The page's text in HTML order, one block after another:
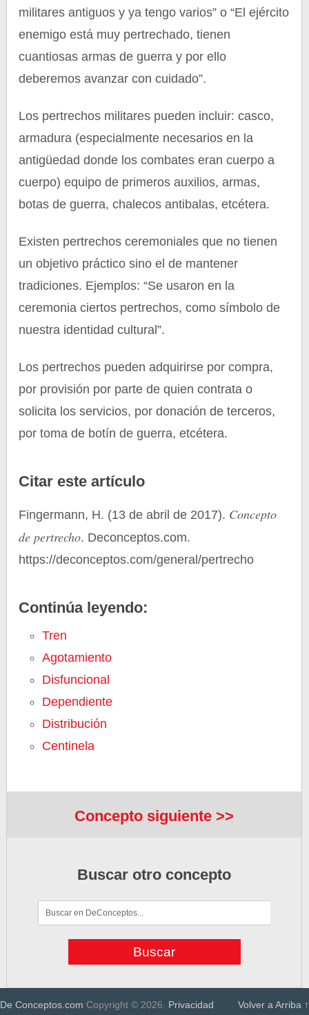
militares antiguos y ya tengo varios” o “El ejército
enemigo está muy pertrechado, tienen
cuantiosas armas de guerra y por ello
deberemos avanzar con cuidado”.
Los pertrechos militares pueden incluir: casco,
armadura (especialmente necesarios en la
antigüedad donde los combates eran cuerpo a
cuerpo) equipo de primeros auxilios, armas,
botas de guerra, chalecos antibalas, etcétera.
Existen pertrechos ceremoniales que no tienen
un objetivo práctico sino el de mantener
tradiciones. Ejemplos: “Se usaron en la
ceremonia ciertos pertrechos, como símbolo de
nuestra identidad cultural”.
Los pertrechos pueden adquirirse por compra,
por provisión por parte de quien contrata o
solicita los servicios, por donación de terceros,
por toma de botín de guerra, etcétera.
Citar este artículo
Fingermann, H. (13 de abril de 2017). Concepto
de pertrecho. Deconceptos.com.
https://deconceptos.com/general/pertrecho
Continúa leyendo:
Tren
Agotamiento
Disfuncional
Dependiente
Distribución
Centinela
Concepto siguiente >>
Buscar otro concepto
De Conceptos.com Copyright © 2026. Privacidad Volver a Arriba ↑